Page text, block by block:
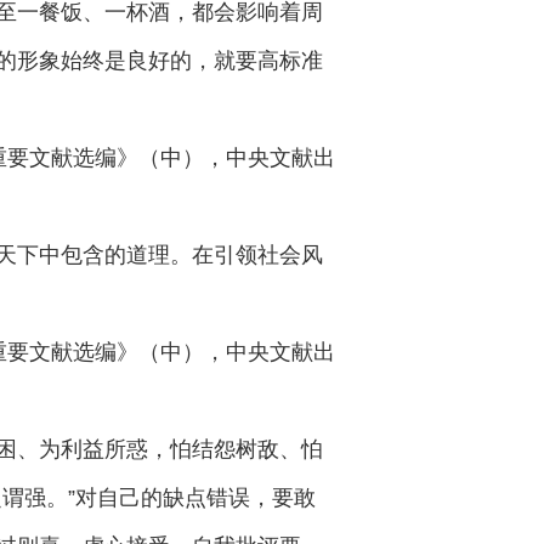
一餐饭、一杯酒，都会影响着周
形象始终是良好的，就要高标准
文献选编》（中），中央文献出
下中包含的道理。在引领社会风
文献选编》（中），中央文献出
、为利益所惑，怕结怨树敌、怕
强。”对自己的缺点错误，要敢